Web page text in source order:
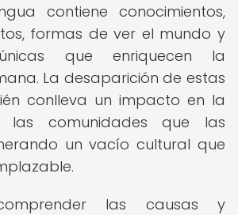
contiene conocimientos,
formas de ver el mundo y
únicas que enriquecen la
La desaparición de estas
conlleva un impacto en la
las comunidades que las
un vacío cultural que
las causas y